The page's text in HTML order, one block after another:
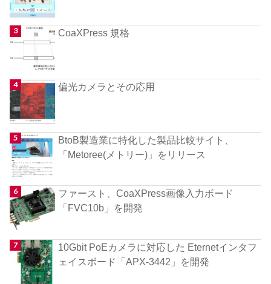
CoaXPress 規格
偏光カメラとその応用
BtoB製造業に特化した製品比較サイト、
「Metoree(メトリー)」をリリース
ファースト、CoaXPress画像入力ボード
「FVC10b」を開発
10Gbit PoEカメラに対応した Eternetインタフ
ェイスボード「APX-3442」を開発